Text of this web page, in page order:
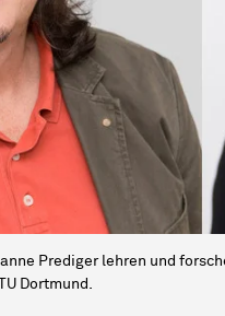
Prediger lehren und
Dortmund.